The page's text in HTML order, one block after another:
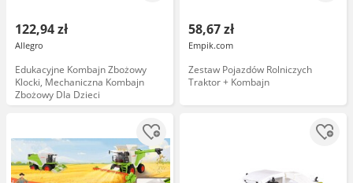
122,94 zł
Allegro
Edukacyjne Kombajn Zbożowy
Klocki, Mechaniczna Kombajn
Zbożowy Dla Dzieci
58,67 zł
Empik.com
Zestaw Pojazdów Rolniczych
Traktor + Kombajn